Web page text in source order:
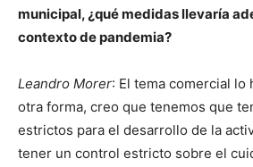
municipal, ¿qué medidas llevaría
contexto de pandemia?
Leandro Morer: El tema comercial lo
otra forma, creo que tenemos que
estrictos para el desarrollo de la
tener un control estricto sobre el